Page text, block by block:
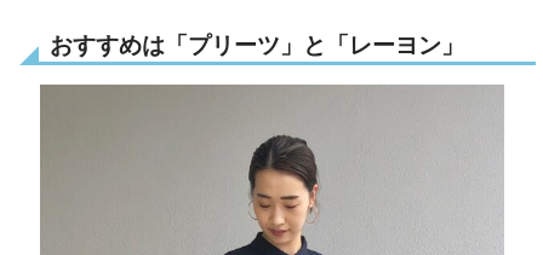
おすすめは「プリーツ」と「レーヨン」